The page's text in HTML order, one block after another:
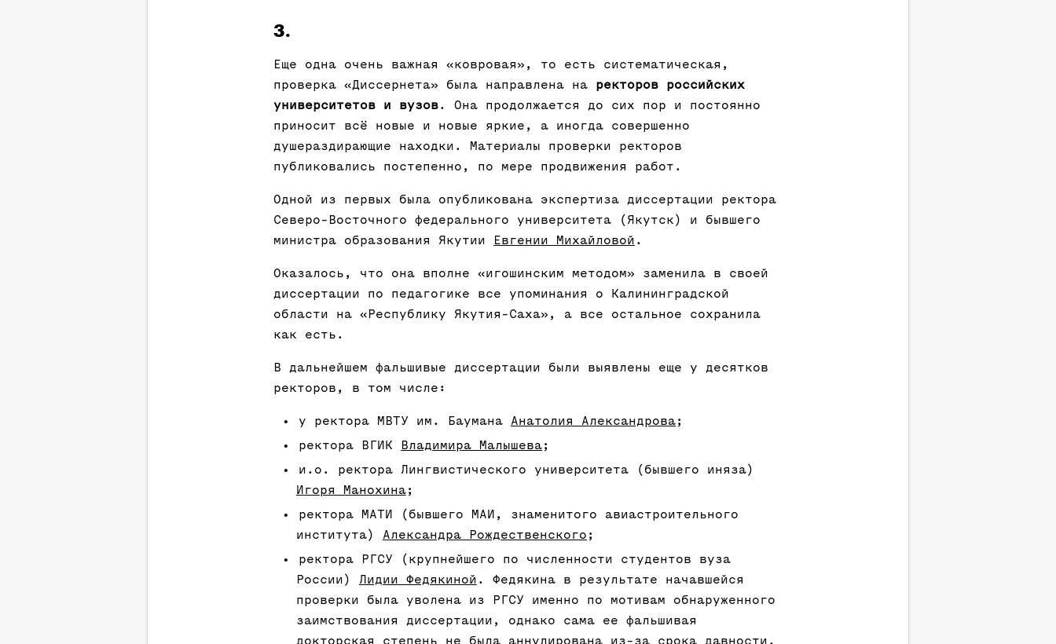
3.
Еще одна очень важная «ковровая», то есть систематическая,
проверка «Диссернета» была направлена на ректоров российских
университетов и вузов. Она продолжается до сих пор и постоянно
приносит всё новые и новые яркие, а иногда совершенно
душераздирающие находки. Материалы проверки ректоров
публиковались постепенно, по мере продвижения работ.
Одной из первых была опубликована экспертиза диссертации ректора
Северо-Восточного федерального университета (Якутск) и бывшего
министра образования Якутии
Евгении Михайловой .
Оказалось, что она вполне «игошинским методом» заменила в своей
диссертации по педагогике все упоминания о Калининградской
области на «Республику Якутия-Саха», а все остальное сохранила
как есть.
В дальнейшем фальшивые диссертации были выявлены еще у десятков
ректоров, в том числе:
у ректора МВТУ им. Баумана Анатолия Александрова;
ректора ВГИК
Владимира Малышева;
и.о. ректора Лингвистического университета (бывшего иняза)
Игоря Манохина;
ректора МАТИ (бывшего МАИ, знаменитого авиастроительного
института) Александра Рождественского ;
ректора РГСУ (крупнейшего по численности студентов вуза
России) Лидии Федякиной . Федякина в результате начавшейся
проверки была уволена из РГСУ именно по мотивам обнаруженного
заимствования диссертации, однако сама ее фальшивая
докторская степень не была аннулирована из-за срока давности.